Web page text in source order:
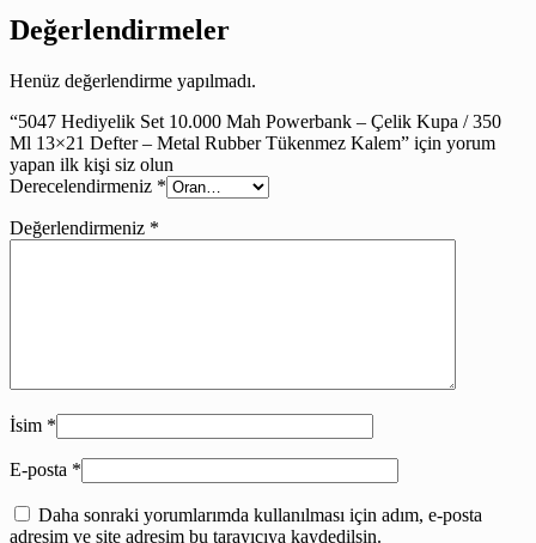
Değerlendirmeler
Henüz değerlendirme yapılmadı.
“5047 Hediyelik Set 10.000 Mah Powerbank – Çelik Kupa / 350
Ml 13×21 Defter – Metal Rubber Tükenmez Kalem” için yorum
yapan ilk kişi siz olun
Derecelendirmeniz *
Değerlendirmeniz *
İsim *
E-posta *
Daha sonraki yorumlarımda kullanılması için adım, e-posta
adresim ve site adresim bu tarayıcıya kaydedilsin.